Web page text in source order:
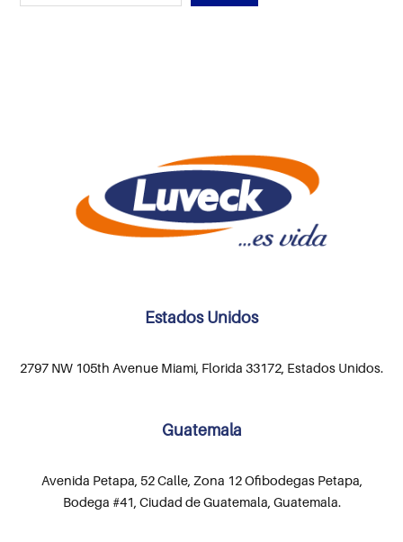
Estados Unidos
2797 NW 105th Avenue Miami, Florida 33172, Estados Unidos.
Guatemala
Avenida Petapa, 52 Calle, Zona 12 Ofibodegas Petapa,
Bodega #41, Ciudad de Guatemala, Guatemala.